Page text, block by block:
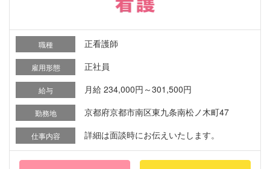
職種 正看護師
雇用形態 正社員
給与 月給 234,000円～301,500円
勤務地 京都府京都市南区東九条南松ノ木町47
仕事内容 詳細は面談時にお伝えいたします。